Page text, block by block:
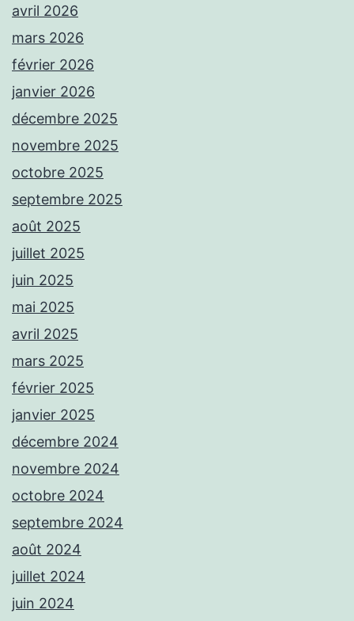
avril 2026
mars 2026
février 2026
janvier 2026
décembre 2025
novembre 2025
octobre 2025
septembre 2025
août 2025
juillet 2025
juin 2025
mai 2025
avril 2025
mars 2025
février 2025
janvier 2025
décembre 2024
novembre 2024
octobre 2024
septembre 2024
août 2024
juillet 2024
juin 2024